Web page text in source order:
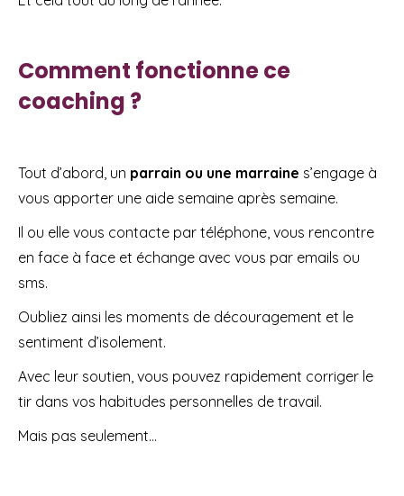
Comment fonctionne ce
coaching ?
Tout d’abord, un parrain ou une marraine s’engage à
vous apporter une aide semaine après semaine.
Il ou elle vous contacte par téléphone, vous rencontre
en face à face et échange avec vous par emails ou
sms.
Oubliez ainsi les moments de découragement et le
sentiment d’isolement.
Avec leur soutien, vous pouvez rapidement corriger le
tir dans vos habitudes personnelles de travail.
Mais pas seulement…